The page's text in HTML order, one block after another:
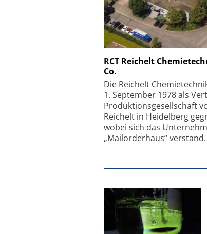
RCT Reichelt
Co.
Die Reichelt
1. September 1978 als
Produktionsgesellschaft
Reichelt in Heidelberg
wobei sich das
„Mailorderhaus“ verstand.
Schäfter +